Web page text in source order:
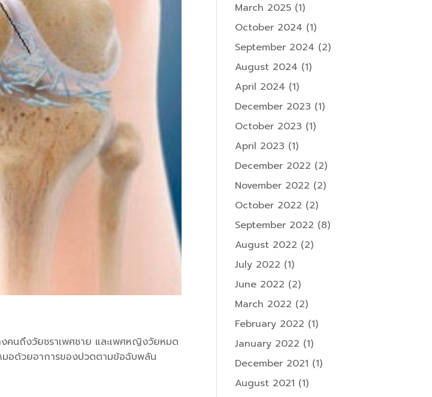
คนถึงวัยชราเพศชาย และเพศหญิงวัยหมด
มอด้วยอาการของปวดตามข้อฉับพลัน
March 2025 (1)
October 2024 (1)
September 2024 (2)
August 2024 (1)
April 2024 (1)
December 2023 (1)
October 2023 (1)
April 2023 (1)
December 2022 (2)
November 2022 (2)
October 2022 (2)
September 2022 (8)
August 2022 (2)
July 2022 (1)
June 2022 (2)
March 2022 (2)
February 2022 (1)
January 2022 (1)
December 2021 (1)
August 2021 (1)